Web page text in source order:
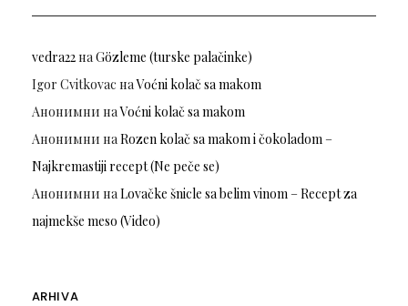
vedra22на Gözleme (turske palačinke)
Igor Cvitkovac наVoćni kolač sa makom
Анонимни наVoćni kolač sa makom
Анонимни на Rozen kolač sa makom i čokoladom –
Najkremastiji recept (Ne peče se)
Анонимни на Lovačke šnicle sa belim vinom – Recept za
najmekše meso (Video)
ARHIVA